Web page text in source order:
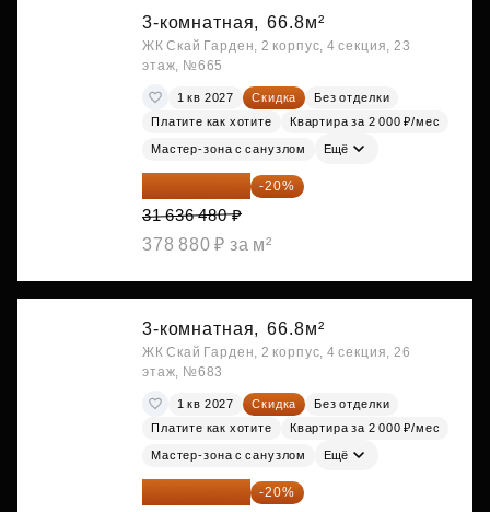
3-комнатная, 66.8м²
ЖК Скай Гарден, 2 корпус, 4 секция, 23
этаж, №665
1 кв 2027 Скидка
Без отделки
Платите как хотите
Квартира за 2 000 ₽/мес
Мастер-зона с санузлом Ещё
25 309 184 ₽ -20%
31 636 480 ₽
378 880 ₽ за м²
3-комнатная, 66.8м²
ЖК Скай Гарден, 2 корпус, 4 секция, 26
этаж, №683
1 кв 2027 Скидка
Без отделки
Платите как хотите
Квартира за 2 000 ₽/мес
Мастер-зона с санузлом Ещё
25 362 624 ₽ -20%